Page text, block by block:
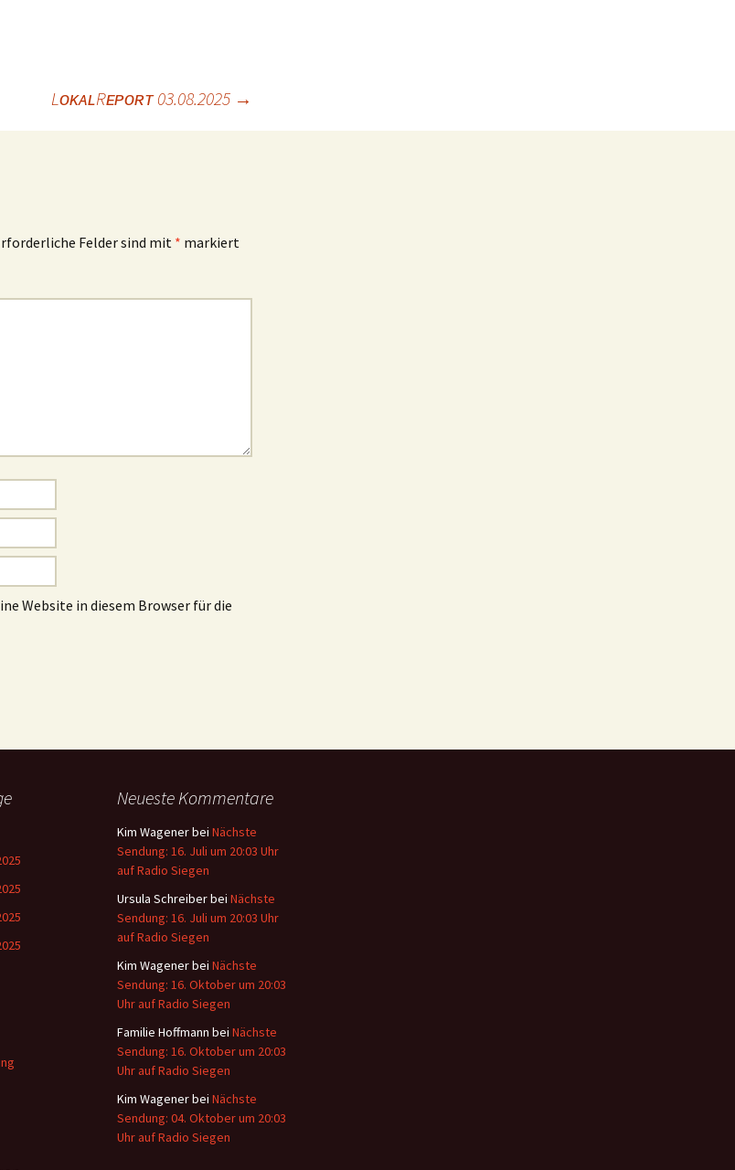
LᴏᴋᴀʟRᴇᴘᴏʀᴛ 03.08.2025 →
Felder sind mit * markiert
Website in diesem Browser für die
Neueste Kommentare
Kim Wagenerbei Nächste
Sendung: 16. Juli um 20:03 Uhr
auf Radio Siegen
Ursula Schreiberbei Nächste
Sendung: 16. Juli um 20:03 Uhr
auf Radio Siegen
Kim Wagenerbei Nächste
Sendung: 16. Oktober um 20:03
Uhr auf Radio Siegen
Familie Hoffmann bei Nächste
Sendung: 16. Oktober um 20:03
Uhr auf Radio Siegen
Kim Wagenerbei Nächste
Sendung: 04. Oktober um 20:03
Uhr auf Radio Siegen